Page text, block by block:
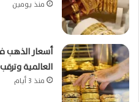
منذ يومين
أسعار الذهب
العالمية
منذ 3 أيام